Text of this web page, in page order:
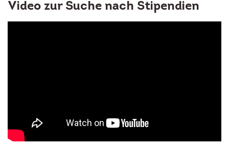
Video zur Suche nach Stipendien